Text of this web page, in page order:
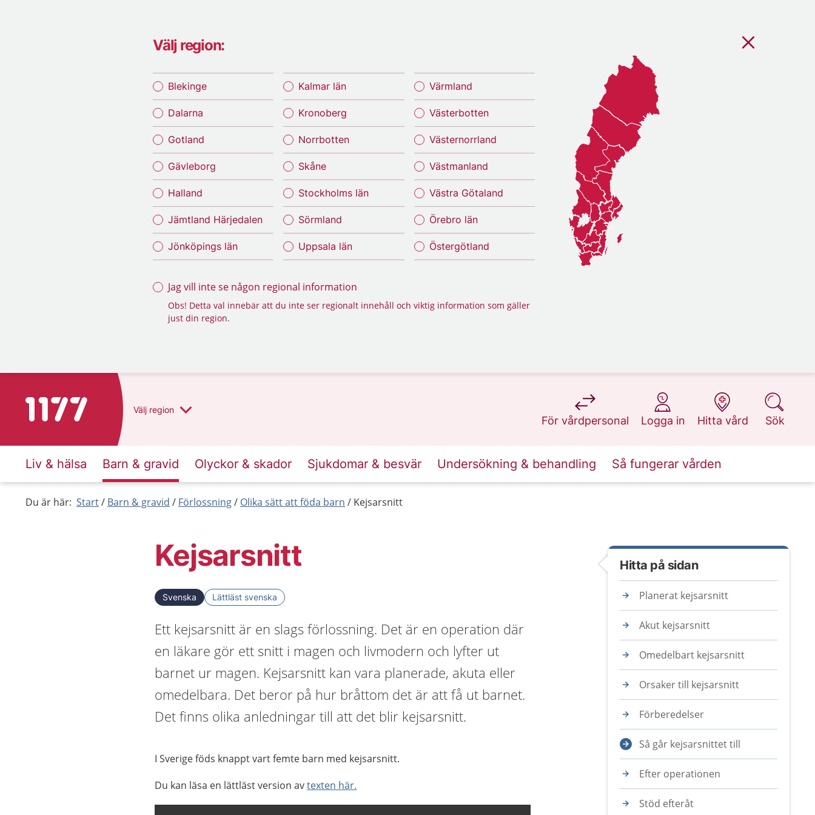
Välj region:
Blekinge
Dalarna
Gotland
Gävleborg
Halland
Jämtland Härjedalen
Jönköpings län
Kalmar län
Kronoberg
Norrbotten
Skåne
Stockholms län
Sörmland
Uppsala län
Värmland
Västerbotten
Västernorrland
Västmanland
Västra Götaland
Örebro län
Östergötland
Jag vill inte se någon regional information
Obs! Detta val innebär att du inte ser regionalt innehåll och viktig information som gäller
just din region.
Till startsidan för 1177 Välj region
För vårdpersonal
på 1177.se
Logga in
på 1177.se
Hitta vård
på 1177.se
Sök
på 1177.se
Liv & hälsa Barn & gravid Olyckor & skador Sjukdomar & besvär Undersökning & behandling Så fungerar vården
Du är här: Start Barn & gravid Förlossning Olika sätt att föda barn Kejsarsnitt
Kejsarsnitt
Svenska Lättläst svenska
Ett kejsarsnitt är en slags förlossning. Det är en operation där
en läkare gör ett snitt i magen och livmodern och lyfter ut
barnet ur magen. Kejsarsnitt kan vara planerade, akuta eller
omedelbara. Det beror på hur bråttom det är att få ut barnet.
Det finns olika anledningar till att det blir kejsarsnitt.
I Sverige föds knappt vart femte barn med kejsarsnitt.
Du kan läsa en lättläst version avtexten här.
Hitta på sidan
Planerat kejsarsnitt
Akut kejsarsnitt
Omedelbart kejsarsnitt
Orsaker till kejsarsnitt
Förberedelser
Så går kejsarsnittet till
Efter operationen
Stöd efteråt